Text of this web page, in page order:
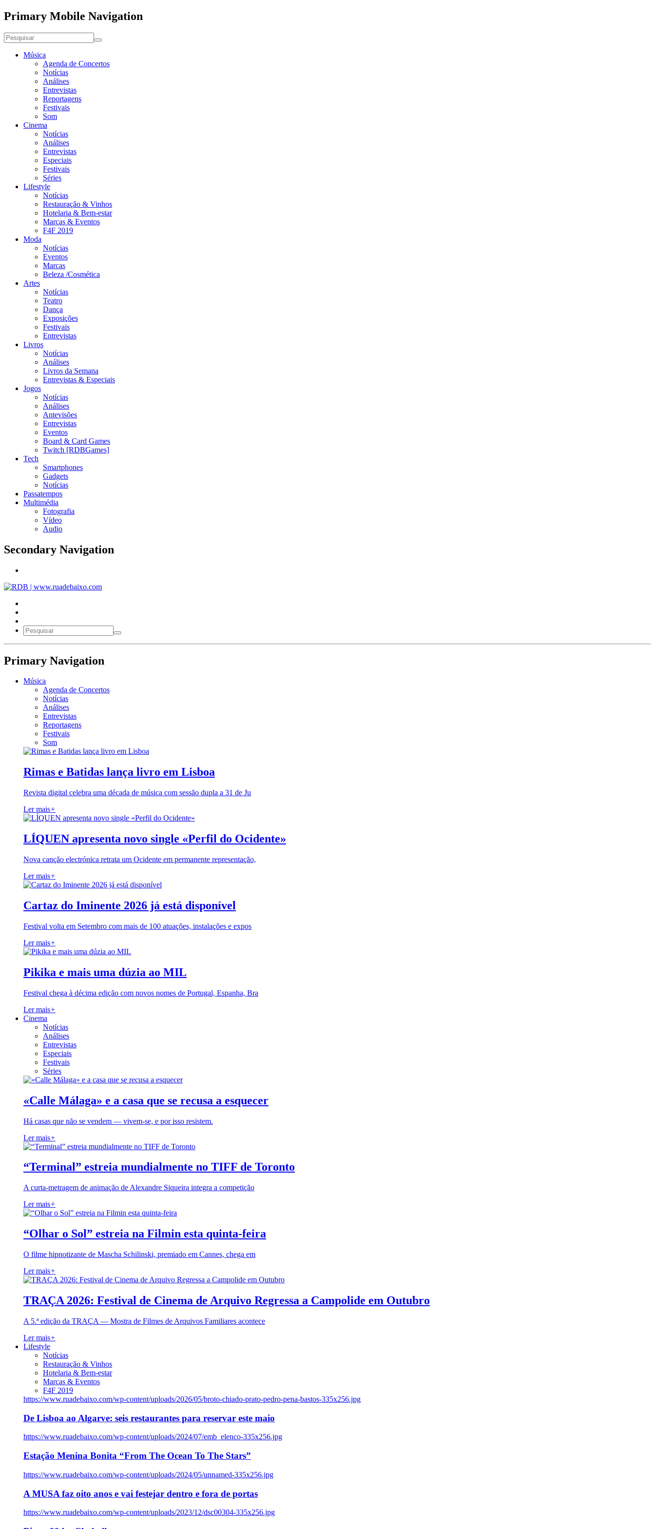
Primary Mobile Navigation
Música
Agenda de Concertos
Notícias
Análises
Entrevistas
Reportagens
Festivais
Som
Cinema
Notícias
Análises
Entrevistas
Especiais
Festivais
Séries
Lifestyle
Notícias
Restauração & Vinhos
Hotelaria & Bem-estar
Marcas & Eventos
F4F 2019
Moda
Notícias
Eventos
Marcas
Beleza /Cosmética
Artes
Notícias
Teatro
Dança
Exposições
Festivais
Entrevistas
Livros
Notícias
Análises
Livros da Semana
Entrevistas & Especiais
Jogos
Notícias
Análises
Antevisões
Entrevistas
Eventos
Board & Card Games
Twitch [RDBGames]
Tech
Smartphones
Gadgets
Notícias
Passatempos
Multimédia
Fotografia
Vídeo
Audio
Secondary Navigation
Primary Navigation
Música
Agenda de Concertos
Notícias
Análises
Entrevistas
Reportagens
Festivais
Som
Rimas e Batidas lança livro em Lisboa
Revista digital celebra uma década de música com sessão dupla a 31 de Ju
Ler mais+
LÍQUEN apresenta novo single «Perfil do Ocidente»
Nova canção electrónica retrata um Ocidente em permanente representação,
Ler mais+
Cartaz do Iminente 2026 já está disponível
Festival volta em Setembro com mais de 100 atuações, instalações e expos
Ler mais+
Pikika e mais uma dúzia ao MIL
Festival chega à décima edição com novos nomes de Portugal, Espanha, Bra
Ler mais+
Cinema
Notícias
Análises
Entrevistas
Especiais
Festivais
Séries
«Calle Málaga» e a casa que se recusa a esquecer
Há casas que não se vendem — vivem-se, e por isso resistem.
Ler mais+
“Terminal” estreia mundialmente no TIFF de Toronto
A curta-metragem de animação de Alexandre Siqueira integra a competição
Ler mais+
“Olhar o Sol” estreia na Filmin esta quinta-feira
O filme hipnotizante de Mascha Schilinski, premiado em Cannes, chega em
Ler mais+
TRAÇA 2026: Festival de Cinema de Arquivo Regressa a Campolide em Outubro
A 5.ª edição da TRAÇA — Mostra de Filmes de Arquivos Familiares acontece
Ler mais+
Lifestyle
Notícias
Restauração & Vinhos
Hotelaria & Bem-estar
Marcas & Eventos
F4F 2019
https://www.ruadebaixo.com/wp-content/uploads/2026/05/broto-chiado-prato-pedro-pena-bastos-335x256.jpg
De Lisboa ao Algarve: seis restaurantes para reservar este maio
https://www.ruadebaixo.com/wp-content/uploads/2024/07/emb_elenco-335x256.jpg
Estação Menina Bonita “From The Ocean To The Stars”
https://www.ruadebaixo.com/wp-content/uploads/2024/05/unnamed-335x256.jpg
A MUSA faz oito anos e vai festejar dentro e fora de portas
https://www.ruadebaixo.com/wp-content/uploads/2023/12/dsc00304-335x256.jpg